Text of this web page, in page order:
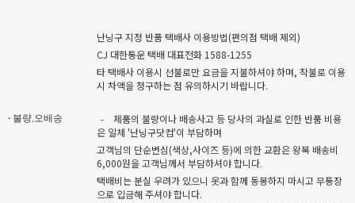
난닝구 지정 반품 택배사 이용방법(편의점 택배 제외)
CJ 대한통운 택배 대표전화 1588-1255
타 택배사 이용시 선불로만 요금을 지불하셔야 하며, 착불로 이용
시 차액을 청구하는 점 유의하시기 바랍니다.
· 불량,오배송 -
제품의 불량이나 배송사고 등 당사의 과실로 인한 반품 비용
은 일체 '난닝구닷컴'이 부담하며
고객님의 단순변심(색상,사이즈 등)에 의한 교환은 왕복 배송비
6,000원을 고객님께서 부담하셔야 합니다.
택배비는 분실 우려가 있으니 옷과 함께 동봉하지 마시고 무통장
으로 입금해 주셔야 합니다.